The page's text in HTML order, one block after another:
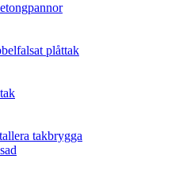
plåttak
takbrygga